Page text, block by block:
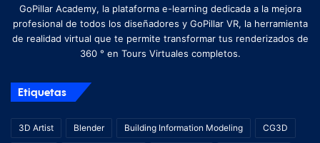
GoPillar Academy, la plataforma e-learning dedicada a la mejora
profesional de todos los diseñadores y GoPillar VR, la herramienta
de realidad virtual que te permite transformar tus renderizados de
360 ​​° en Tours Virtuales completos.
Etiquetas
3D Artist Blender Building Information Modeling CG3D